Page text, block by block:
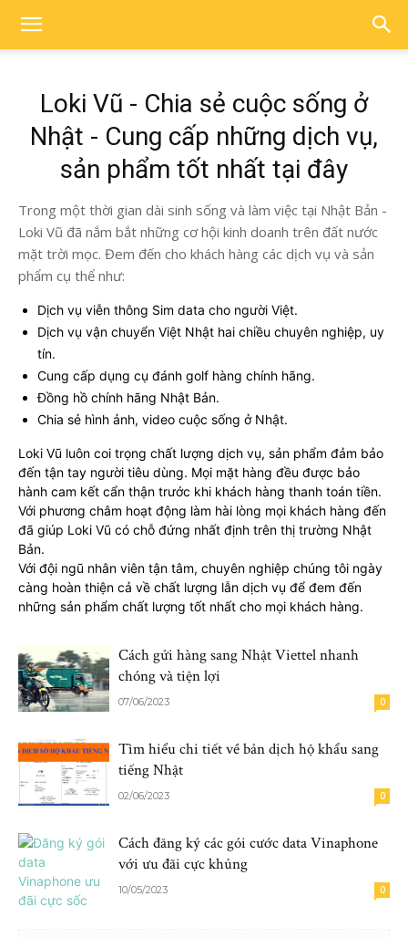
Loki Vũ - Chia sẻ cuộc sống ở
Nhật - Cung cấp những dịch vụ,
sản phẩm tốt nhất tại đây
Trong một thời gian dài sinh sống và làm việc tại Nhật Bản -
Loki Vũ đã nắm bắt những cơ hội kinh doanh trên đất nước
mặt trời mọc. Đem đến cho khách hàng các dịch vụ và sản
phẩm cụ thể như:
Dịch vụ viễn thông Sim data cho người Việt.
Dịch vụ vận chuyển Việt Nhật hai chiều chuyên nghiệp, uy
tín.
Cung cấp dụng cụ đánh golf hàng chính hãng.
Đồng hồ chính hãng Nhật Bản.
Chia sẻ hình ảnh, video cuộc sống ở Nhật.
Loki Vũ luôn coi trọng chất lượng dịch vụ, sản phẩm đảm bảo
đến tận tay người tiêu dùng. Mọi mặt hàng đều được bảo
hành cam kết cẩn thận trước khi khách hàng thanh toán tiền.
Với phương châm hoạt động làm hài lòng mọi khách hàng đến
đã giúp Loki Vũ có chỗ đứng nhất định trên thị trường Nhật
Bản.
Với đội ngũ nhân viên tận tâm, chuyên nghiệp chúng tôi ngày
càng hoàn thiện cả về chất lượng lẫn dịch vụ để đem đến
những sản phẩm chất lượng tốt nhất cho mọi khách hàng.
Cách gửi hàng sang Nhật Viettel nhanh
chóng và tiện lợi
07/06/2023 0
Tìm hiểu chi tiết về bản dịch hộ khẩu sang
tiếng Nhật
02/06/2023 0
Cách đăng ký các gói cước data Vinaphone
với ưu đãi cực khủng
10/05/2023 0